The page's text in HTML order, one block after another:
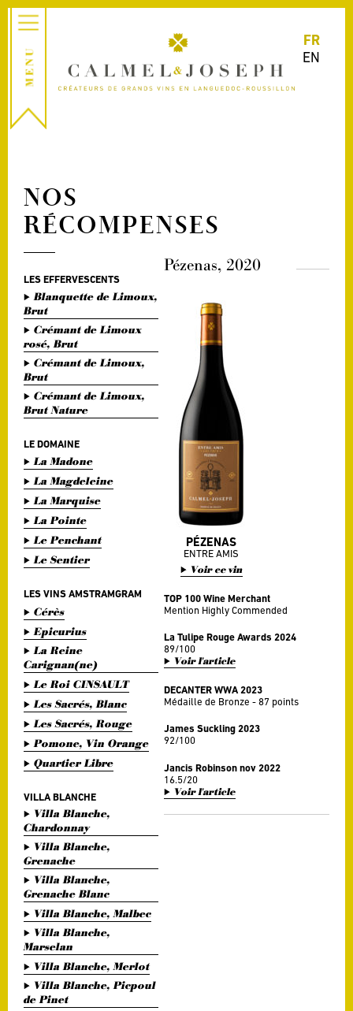
FR
EN
NOS
RÉCOMPENSES
LES EFFERVESCENTS
Blanquette de Limoux,
Brut
Crémant de Limoux
rosé, Brut
Crémant de Limoux,
Brut
Crémant de Limoux,
Brut Nature
LE DOMAINE
La Madone
La Magdeleine
La Marquise
La Pointe
Le Penchant
Le Sentier
LES VINS AMSTRAMGRAM
Cérès
Epicurius
La Reine
Carignan(ne)
Le Roi CINSAULT
Les Sacrés, Blanc
Les Sacrés, Rouge
Pomone, Vin Orange
Quartier Libre
VILLA BLANCHE
Villa Blanche,
Chardonnay
Villa Blanche,
Grenache
Villa Blanche,
Grenache Blanc
Villa Blanche, Malbec
Villa Blanche,
Marselan
Villa Blanche, Merlot
Villa Blanche, Picpoul
de Pinet
Pézenas, 2020
PÉZENAS
ENTRE AMIS
Voir ce vin
TOP 100 Wine Merchant
Mention Highly Commended
La Tulipe Rouge Awards 2024
89/100
Voir l'article
DECANTER WWA 2023
Médaille de Bronze - 87 points
James Suckling 2023
92/100
Jancis Robinson nov 2022
16.5/20
Voir l'article